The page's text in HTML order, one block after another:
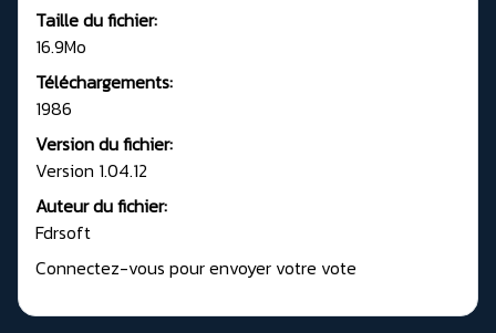
Taille du fichier:
16.9Mo
Téléchargements:
1986
Version du fichier:
Version 1.04.12
Auteur du fichier:
Fdrsoft
Connectez-vous pour envoyer votre vote